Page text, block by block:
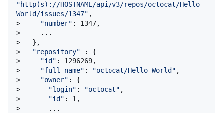
"http(s)://HOSTNAME/api/v3/repos/octocat/Hello-
World/issues/1347" ,
>
"number" : 1347,
>
    ...
>
  },
>
"repository" : {
>
"id" : 1296269,
>
"full_name" : "octocat/Hello-World" ,
>
"owner" : {
>
"login" : "octocat" ,
>
"id" : 1,
>
      ...